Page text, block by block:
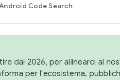
Code Search
dal 2026, per allinearci al
per l'ecosistema,